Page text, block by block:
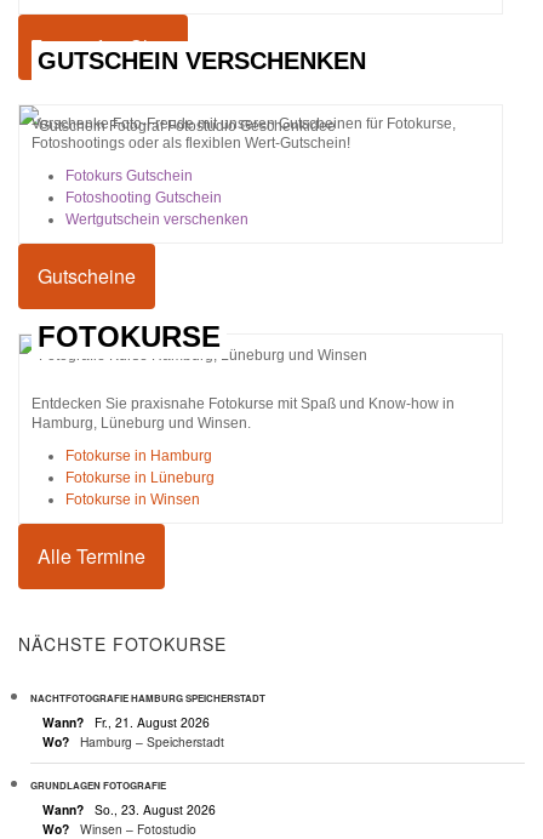
Fotografen-Shop
GUTSCHEIN VERSCHENKEN
Verschenke Foto-Freude mit unseren Gutscheinen für Fotokurse,
Fotoshootings oder als flexiblen Wert-Gutschein!
Fotokurs Gutschein
Fotoshooting Gutschein
Wertgutschein verschenken
Gutscheine
FOTOKURSE
Entdecken Sie praxisnahe Fotokurse mit Spaß und Know-how in
Hamburg, Lüneburg und Winsen.
Fotokurse in Hamburg
Fotokurse in Lüneburg
Fotokurse in Winsen
Alle Termine
NÄCHSTE FOTOKURSE
NACHTFOTOGRAFIE HAMBURG SPEICHERSTADT
Wann?
Fr., 21. August 2026
Wo?
Hamburg – Speicherstadt
GRUNDLAGEN FOTOGRAFIE
Wann?
So., 23. August 2026
Wo?
Winsen – Fotostudio